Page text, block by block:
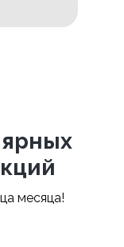
месяца!